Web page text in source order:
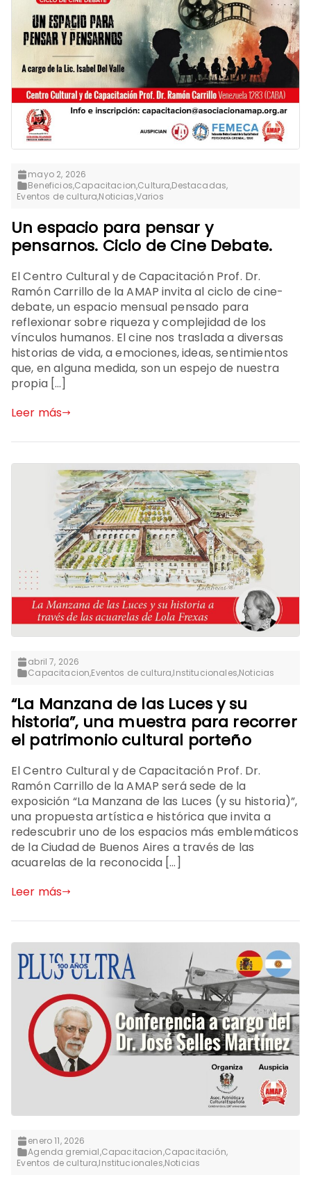
mayo 2, 2026
Beneficios,Capacitacion,Cultura,Destacadas,
Eventos de cultura,Noticias,Varios
Un espacio para pensar y
pensarnos. Ciclo de Cine Debate.
El Centro Cultural y de Capacitación Prof. Dr.
Ramón Carrillo de la AMAP invita al ciclo de cine-
debate, un espacio mensual pensado para
reflexionar sobre riqueza y complejidad de los
vínculos humanos. El cine nos traslada a diversas
historias de vida, a emociones, ideas, sentimientos
que, en alguna medida, son un espejo de nuestra
propia […]
Leer más
abril 7, 2026
Capacitacion,Eventos de cultura,Institucionales,Noticias
“La Manzana de las Luces y su
historia”, una muestra para recorrer
el patrimonio cultural porteño
El Centro Cultural y de Capacitación Prof. Dr.
Ramón Carrillo de la AMAP será sede de la
exposición “La Manzana de las Luces (y su historia)”,
una propuesta artística e histórica que invita a
redescubrir uno de los espacios más emblemáticos
de la Ciudad de Buenos Aires a través de las
acuarelas de la reconocida […]
Leer más
enero 11, 2026
Agenda gremial,Capacitacion,Capacitación,
Eventos de cultura,Institucionales,Noticias